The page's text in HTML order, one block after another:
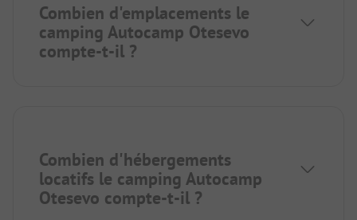
Combien d'emplacements le
camping Autocamp Otesevo
compte-t-il ?
Combien d'hébergements
locatifs le camping Autocamp
Otesevo compte-t-il ?